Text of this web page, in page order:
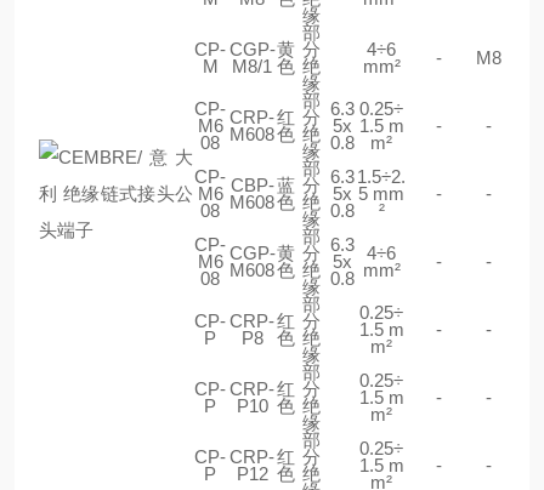
缘
CP-
M
CGP-
M8/1
黄
色
部
分
绝
缘
4÷6
mm²
- M8
CP-
M6
08
CRP-
M608
红
色
部
分
绝
缘
6.3
5x
0.8
0.25÷
1.5 m
m²
- -
CP-
M6
08
CBP-
M608
蓝
色
部
分
绝
缘
6.3
5x
0.8
1.5÷2.
5 mm
²
- -
CP-
M6
08
CGP-
M608
黄
色
部
分
绝
缘
6.3
5x
0.8
4÷6
mm²
- -
CP-
P
CRP-
P8
红
色
部
分
绝
缘
0.25÷
1.5 m
m²
- -
CP-
P
CRP-
P10
红
色
部
分
绝
缘
0.25÷
1.5 m
m²
- -
CP-
P
CRP-
P12
红
色
部
分
绝
0.25÷
1.5 m
m²
- -